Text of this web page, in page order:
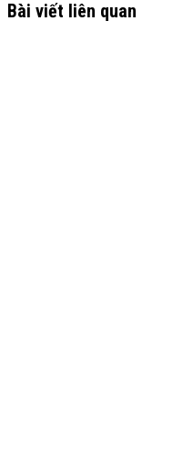
Bài viết liên quan